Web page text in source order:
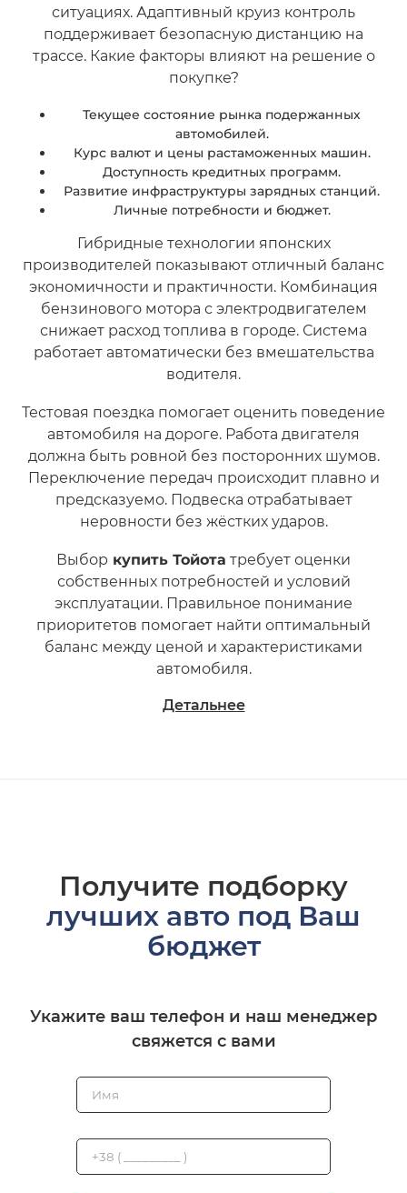
ситуациях. Адаптивный круиз контроль
поддерживает безопасную дистанцию на
трассе. Какие факторы влияют на решение о
покупке?
Текущее состояние рынка подержанных
автомобилей.
Курс валют и цены растаможенных машин.
Доступность кредитных программ.
Развитие инфраструктуры зарядных станций.
Личные потребности и бюджет.
Гибридные технологии японских
производителей показывают отличный баланс
экономичности и практичности. Комбинация
бензинового мотора с электродвигателем
снижает расход топлива в городе. Система
работает автоматически без вмешательства
водителя.
Тестовая поездка помогает оценить поведение
автомобиля на дороге. Работа двигателя
должна быть ровной без посторонних шумов.
Переключение передач происходит плавно и
предсказуемо. Подвеска отрабатывает
неровности без жёстких ударов.
Выбор купить Тойота требует оценки
собственных потребностей и условий
эксплуатации. Правильное понимание
приоритетов помогает найти оптимальный
баланс между ценой и характеристиками
автомобиля.
Детальнее
Получите подборку
лучших авто под Ваш
бюджет
Укажите ваш телефон и наш менеджер
свяжется с вами